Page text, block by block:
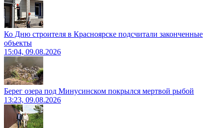
Ко Дню строителя в Красноярске подсчитали законченные
объекты
15:04, 09.08.2026
Берег озера под Минусинском покрылся мертвой рыбой
13:23, 09.08.2026